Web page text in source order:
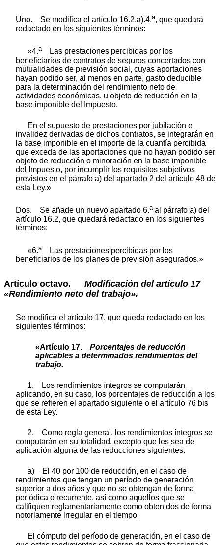
Uno. Se modifica el artículo 16.2.a).4.a, que quedará
redactado en los siguientes términos:
«4.aLas prestaciones percibidas por los
beneficiarios de contratos de seguros concertados con
mutualidades de previsión social, cuyas aportaciones
hayan podido ser, al menos en parte, gasto deducible
para la determinación del rendimiento neto de
actividades económicas, u objeto de reducción en la
base imponible del Impuesto.
En el supuesto de prestaciones por jubilación e
invalidez derivadas de dichos contratos, se integrarán en
la base imponible en el importe de la cuantía percibida
que exceda de las aportaciones que no hayan podido ser
objeto de reducción o minoración en la base imponible
del Impuesto, por incumplir los requisitos subjetivos
previstos en el párrafo a) del apartado 2 del artículo 48 de
esta Ley.»
Dos. Se añade un nuevo apartado 6.a al párrafo a) del
artículo 16.2, que quedará redactado en los siguientes
términos:
«6.aLas prestaciones percibidas por los
beneficiarios de los planes de previsión asegurados.»
Artículo octavo. Modificación del artículo 17
«Rendimiento neto del trabajo».
Se modifica el artículo 17, que queda redactado en los
siguientes términos:
«Artículo 17. Porcentajes de reducción
aplicables a determinados rendimientos del
trabajo.
1. Los rendimientos íntegros se computarán
aplicando, en su caso, los porcentajes de reducción a los
que se refieren el apartado siguiente o el artículo 76 bis
de esta Ley.
2. Como regla general, los rendimientos íntegros se
computarán en su totalidad, excepto que les sea de
aplicación alguna de las reducciones siguientes:
a) El 40 por 100 de reducción, en el caso de
rendimientos que tengan un período de generación
superior a dos años y que no se obtengan de forma
periódica o recurrente, así como aquellos que se
califiquen reglamentariamente como obtenidos de forma
notoriamente irregular en el tiempo.
El cómputo del período de generación, en el caso de